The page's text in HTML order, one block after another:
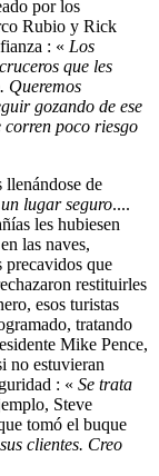
por los
Rubio y Rick
: « Los
que les
Queremos
gozando de ese
corren poco riesgo
llenándose de
un lugar seguro....
les hubiesen
las naves,
precavidos que
restituirles
esos turistas
tratando
Mike Pence,
no estuvieran
: « Se trata
Steve
tomó el buque
clientes. Creo